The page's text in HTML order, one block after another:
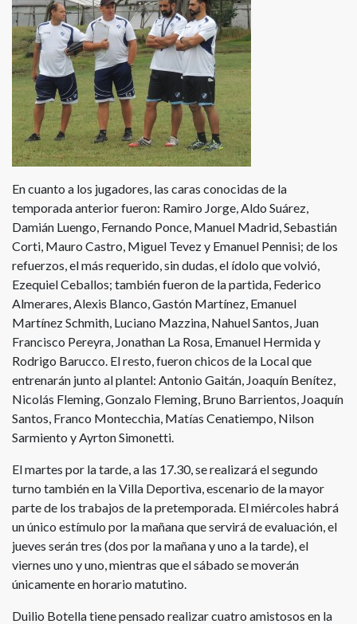
En cuanto a los jugadores, las caras conocidas de la
temporada anterior fueron: Ramiro Jorge, Aldo Suárez,
Damián Luengo, Fernando Ponce, Manuel Madrid, Sebastián
Corti, Mauro Castro, Miguel Tevez y Emanuel Pennisi; de los
refuerzos, el más requerido, sin dudas, el ídolo que volvió,
Ezequiel Ceballos; también fueron de la partida, Federico
Almerares, Alexis Blanco, Gastón Martínez, Emanuel
Martínez Schmith, Luciano Mazzina, Nahuel Santos, Juan
Francisco Pereyra, Jonathan La Rosa, Emanuel Hermida y
Rodrigo Barucco. El resto, fueron chicos de la Local que
entrenarán junto al plantel: Antonio Gaitán, Joaquín Benítez,
Nicolás Fleming, Gonzalo Fleming, Bruno Barrientos, Joaquín
Santos, Franco Montecchia, Matías Cenatiempo, Nilson
Sarmiento y Ayrton Simonetti.
El martes por la tarde, a las 17.30, se realizará el segundo
turno también en la Villa Deportiva, escenario de la mayor
parte de los trabajos de la pretemporada. El miércoles habrá
un único estímulo por la mañana que servirá de evaluación, el
jueves serán tres (dos por la mañana y uno a la tarde), el
viernes uno y uno, mientras que el sábado se moverán
únicamente en horario matutino.
Duilio Botella tiene pensado realizar cuatro amistosos en la